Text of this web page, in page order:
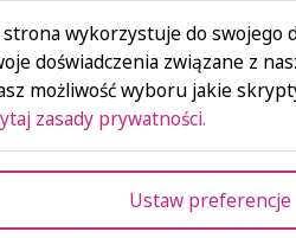
pracy i ubezpieczenia społeczne
strona wykorzystuje do swojego
doświadczenia związane z
możliwość wyboru jakie
zasady prywatności.
Ustaw preferencje